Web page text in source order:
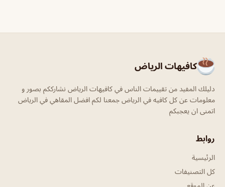
كافيهات الرياض
دليلك المفيد من تقييمات الناس في كافيهات الرياض نشارككم بصور و
معلومات عن كل كافيه في الرياض جمعنا لكم افضل المقاهي في الرياض
اتمنى ان يعجبكم
روابط
الرئيسية
كل التصنيفات
عن الموقع